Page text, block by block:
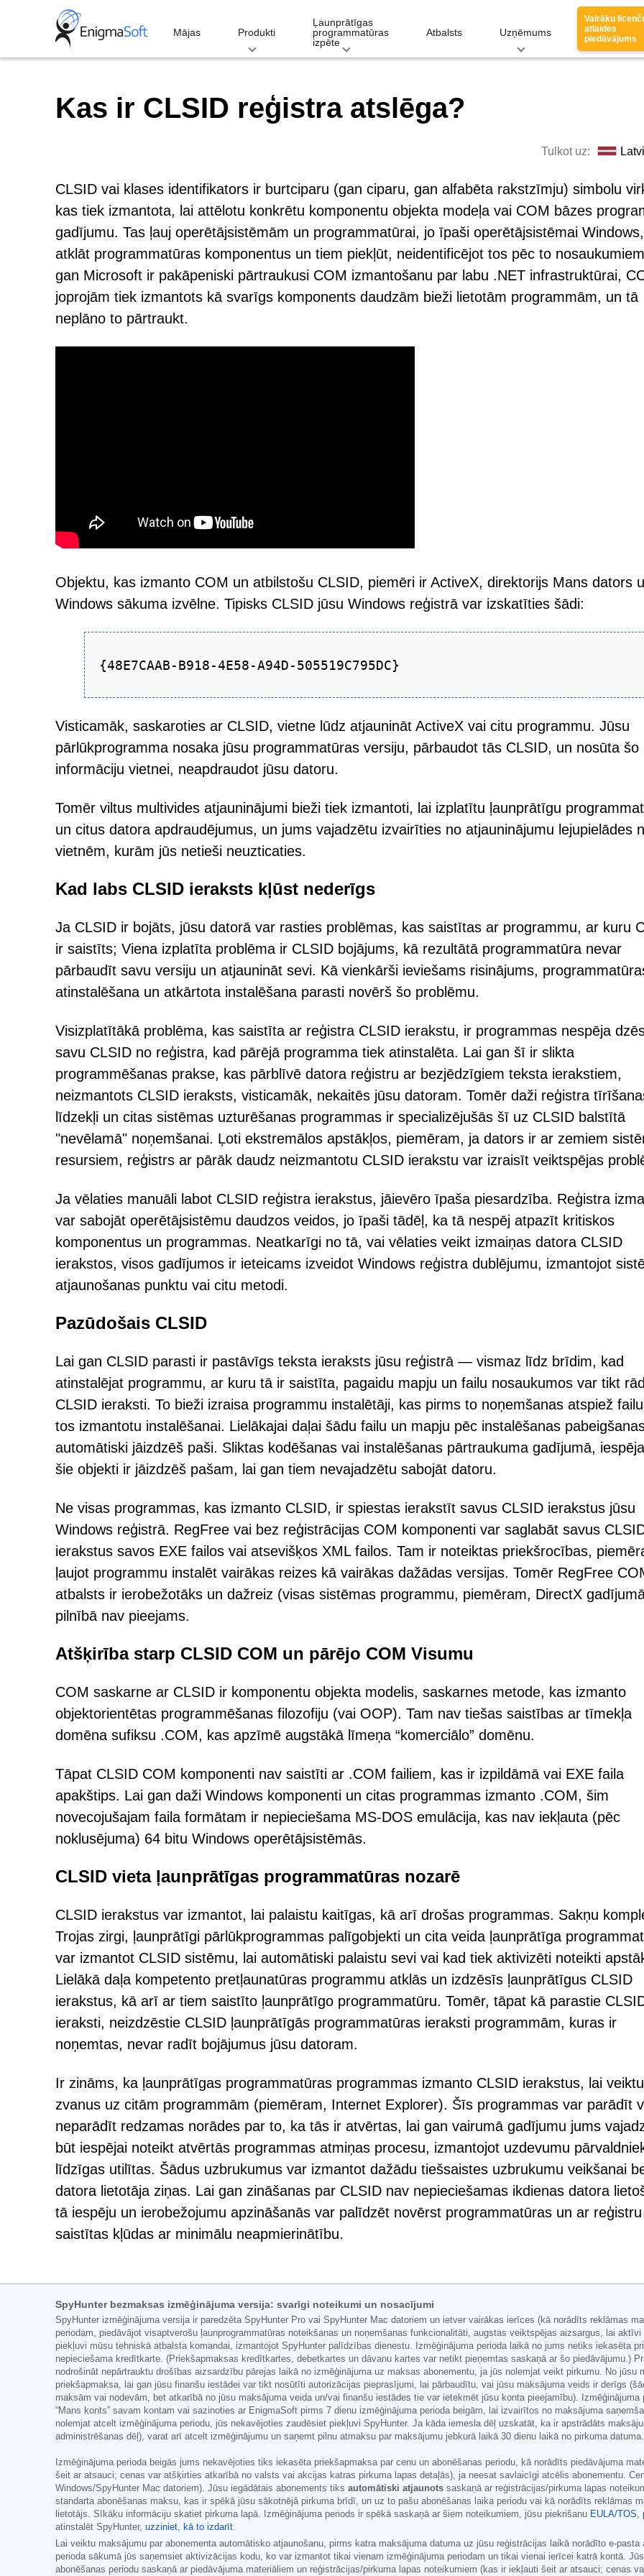
Mājas Produkti
Ļaunprātīgas
programmatūras
izpēte
Atbalsts Uzņēmums
Vairāku
atlaides
piedāvājums
Kas ir CLSID reģistra atslēga?
Tulkot uz:
CLSID vai klases identifikators ir burtciparu (gan ciparu, gan alfabēta rakstzīmju) simbolu
kas tiek izmantota, lai attēlotu konkrētu komponentu objekta modeļa vai COM bāzes
gadījumu. Tas ļauj operētājsistēmām un programmatūrai, jo īpaši operētājsistēmai Windows,
atklāt programmatūras komponentus un tiem piekļūt, neidentificējot tos pēc to
gan Microsoft ir pakāpeniski pārtraukusi COM izmantošanu par labu .NET infrastruktūrai,
joprojām tiek izmantots kā svarīgs komponents daudzām bieži lietotām programmām, un tā
neplāno to pārtraukt.
Objektu, kas izmanto COM un atbilstošu CLSID, piemēri ir ActiveX, direktorijs Mans dators
Windows sākuma izvēlne. Tipisks CLSID jūsu Windows reģistrā var izskatīties šādi:
{48E7CAAB-B918-4E58-A94D-505519C795DC}
Visticamāk, saskaroties ar CLSID, vietne lūdz atjaunināt ActiveX vai citu programmu. Jūsu
pārlūkprogramma nosaka jūsu programmatūras versiju, pārbaudot tās CLSID, un nosūta šo
informāciju vietnei, neapdraudot jūsu datoru.
Tomēr viltus multivides atjauninājumi bieži tiek izmantoti, lai izplatītu ļaunprātīgu
un citus datora apdraudējumus, un jums vajadzētu izvairīties no atjauninājumu lejupielādes
vietnēm, kurām jūs netieši neuzticaties.
Kad labs CLSID ieraksts kļūst nederīgs
Ja CLSID ir bojāts, jūsu datorā var rasties problēmas, kas saistītas ar programmu, ar kuru
ir saistīts; Viena izplatīta problēma ir CLSID bojājums, kā rezultātā programmatūra nevar
pārbaudīt savu versiju un atjaunināt sevi. Kā vienkārši ieviešams risinājums,
atinstalēšana un atkārtota instalēšana parasti novērš šo problēmu.
Visizplatītākā problēma, kas saistīta ar reģistra CLSID ierakstu, ir programmas nespēja
savu CLSID no reģistra, kad pārējā programma tiek atinstalēta. Lai gan šī ir slikta
programmēšanas prakse, kas pārblīvē datora reģistru ar bezjēdzīgiem teksta ierakstiem,
neizmantots CLSID ieraksts, visticamāk, nekaitēs jūsu datoram. Tomēr daži reģistra
līdzekļi un citas sistēmas uzturēšanas programmas ir specializējušās šī uz CLSID balstītā
"nevēlamā" noņemšanai. Ļoti ekstremālos apstākļos, piemēram, ja dators ir ar zemiem
resursiem, reģistrs ar pārāk daudz neizmantotu CLSID ierakstu var izraisīt veiktspējas
Ja vēlaties manuāli labot CLSID reģistra ierakstus, jāievēro īpaša piesardzība. Reģistra
var sabojāt operētājsistēmu daudzos veidos, jo īpaši tādēļ, ka tā nespēj atpazīt kritiskos
komponentus un programmas. Neatkarīgi no tā, vai vēlaties veikt izmaiņas datora CLSID
ierakstos, visos gadījumos ir ieteicams izveidot Windows reģistra dublējumu, izmantojot
atjaunošanas punktu vai citu metodi.
Pazūdošais CLSID
Lai gan CLSID parasti ir pastāvīgs teksta ieraksts jūsu reģistrā — vismaz līdz brīdim, kad
atinstalējat programmu, ar kuru tā ir saistīta, pagaidu mapju un failu nosaukumos var tikt
CLSID ieraksti. To bieži izraisa programmu instalētāji, kas pirms to noņemšanas atspiež
tos izmantotu instalēšanai. Lielākajai daļai šādu failu un mapju pēc instalēšanas
automātiski jāizdzēš paši. Sliktas kodēšanas vai instalēšanas pārtraukuma gadījumā,
šie objekti ir jāizdzēš pašam, lai gan tiem nevajadzētu sabojāt datoru.
Ne visas programmas, kas izmanto CLSID, ir spiestas ierakstīt savus CLSID ierakstus jūsu
Windows reģistrā. RegFree vai bez reģistrācijas COM komponenti var saglabāt savus
ierakstus savos EXE failos vai atsevišķos XML failos. Tam ir noteiktas priekšrocības,
ļaujot programmu instalēt vairākas reizes kā vairākas dažādas versijas. Tomēr RegFree
atbalsts ir ierobežotāks un dažreiz (visas sistēmas programmu, piemēram, DirectX
pilnībā nav pieejams.
Atšķirība starp CLSID COM un pārējo COM Visumu
COM saskarne ar CLSID ir komponentu objekta modelis, saskarnes metode, kas izmanto
objektorientētas programmēšanas filozofiju (vai OOP). Tam nav tiešas saistības ar tīmekļa
domēna sufiksu .COM, kas apzīmē augstākā līmeņa “komerciālo” domēnu.
Tāpat CLSID COM komponenti nav saistīti ar .COM failiem, kas ir izpildāmā vai EXE faila
apakštips. Lai gan daži Windows komponenti un citas programmas izmanto .COM, šim
novecojušajam faila formātam ir nepieciešama MS-DOS emulācija, kas nav iekļauta (pēc
noklusējuma) 64 bitu Windows operētājsistēmās.
CLSID vieta ļaunprātīgas programmatūras nozarē
CLSID ierakstus var izmantot, lai palaistu kaitīgas, kā arī drošas programmas. Sakņu
Trojas zirgi, ļaunprātīgi pārlūkprogrammas palīgobjekti un cita veida ļaunprātīga
var izmantot CLSID sistēmu, lai automātiski palaistu sevi vai kad tiek aktivizēti noteikti
Lielākā daļa kompetento pretļaunatūras programmu atklās un izdzēsīs ļaunprātīgus CLSID
ierakstus, kā arī ar tiem saistīto ļaunprātīgo programmatūru. Tomēr, tāpat kā parastie
ieraksti, neizdzēstie CLSID ļaunprātīgās programmatūras ieraksti programmām, kuras ir
noņemtas, nevar radīt bojājumus jūsu datoram.
Ir zināms, ka ļaunprātīgas programmatūras programmas izmanto CLSID ierakstus, lai veiktu
zvanus uz citām programmām (piemēram, Internet Explorer). Šīs programmas var parādīt
neparādīt redzamas norādes par to, ka tās ir atvērtas, lai gan vairumā gadījumu jums
būt iespējai noteikt atvērtās programmas atmiņas procesu, izmantojot uzdevumu
līdzīgas utilītas. Šādus uzbrukumus var izmantot dažādu tiešsaistes uzbrukumu veikšanai
datora lietotāja ziņas. Lai gan zināšanas par CLSID nav nepieciešamas ikdienas datora
tā iespēju un ierobežojumu apzināšanās var palīdzēt novērst programmatūras un ar reģistru
saistītas kļūdas ar minimālu neapmierinātību.
SpyHunter bezmaksas izmēģinājuma versija: svarīgi noteikumi un nosacījumi
SpyHunter izmēģinājuma versija ir paredzēta SpyHunter Pro vai SpyHunter Mac datoriem un ietver vairākas ierīces (kā norādīts reklāmas
periodam, piedāvājot visaptverošu ļaunprogrammatūras noteikšanas un noņemšanas funkcionalitāti, augstas veiktspējas aizsargus, lai
piekļuvi mūsu tehniskā atbalsta komandai, izmantojot SpyHunter palīdzības dienestu. Izmēģinājuma perioda laikā no jums netiks iekasēta
nepieciešama kredītkarte. (Priekšapmaksas kredītkartes, debetkartes un dāvanu kartes var netikt pieņemtas saskaņā ar šo piedāvājumu.)
nodrošināt nepārtrauktu drošības aizsardzību pārejas laikā no izmēģinājuma uz maksas abonementu, ja jūs nolemjat veikt pirkumu. No
priekšapmaksa, lai gan jūsu finanšu iestādei var tikt nosūtīti autorizācijas pieprasījumi, lai pārbaudītu, vai jūsu maksājuma veids ir derīgs
maksām vai nodevām, bet atkarībā no jūsu maksājuma veida un/vai finanšu iestādes tie var ietekmēt jūsu konta pieejamību).
“Mans konts” savam kontam vai sazinoties ar EnigmaSoft pirms 7 dienu izmēģinājuma perioda beigām, lai izvairītos no maksājuma
nolemjat atcelt izmēģinājuma periodu, jūs nekavējoties zaudēsiet piekļuvi SpyHunter. Ja kāda iemesla dēļ uzskatāt, ka ir apstrādāts
administrēšanas dēļ), varat arī atcelt izmēģinājumu un saņemt pilnu atmaksu par maksājumu jebkurā laikā 30 dienu laikā no pirkuma
Izmēģinājuma perioda beigās jums nekavējoties tiks iekasēta priekšapmaksa par cenu un abonēšanas periodu, kā norādīts piedāvājuma
šeit ar atsauci; cenas var atšķirties atkarībā no valsts vai akcijas katras pirkuma lapas detaļās), ja neesat savlaicīgi atcēlis abonementu.
Windows/SpyHunter Mac datoriem). Jūsu iegādātais abonements tiks automātiski atjaunots saskaņā ar reģistrācijas/pirkuma lapas
standarta abonēšanas maksu, kas ir spēkā jūsu sākotnējā pirkuma brīdī, un uz to pašu abonēšanas laika periodu vai kā norādīts reklāmas
lietotājs. Sīkāku informāciju skatiet pirkuma lapā. Izmēģinājuma periods ir spēkā saskaņā ar šiem noteikumiem, jūsu piekrišanu EULA/TOS,
atinstalēt SpyHunter, uzziniet, kā to izdarīt.
Lai veiktu maksājumu par abonementa automātisko atjaunošanu, pirms katra maksājuma datuma uz jūsu reģistrācijas laikā norādīto e-
perioda sākumā jūs saņemsiet aktivizācijas kodu, ko var izmantot tikai vienam izmēģinājuma periodam un tikai vienai ierīcei katrā kontā.
abonēšanas periodu saskaņā ar piedāvājuma materiāliem un reģistrācijas/pirkuma lapas noteikumiem (kas ir iekļauti šeit ar atsauci; cenas